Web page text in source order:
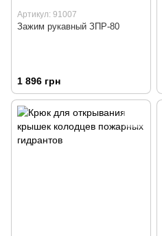
Артикул: 91007
Зажим рукавный ЗПР-80
1 896 грн